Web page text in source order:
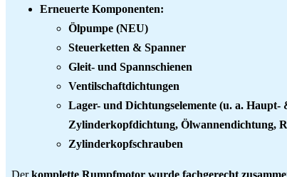
Erneuerte Komponenten:
Ölpumpe (NEU)
Steuerketten & Spanner
Gleit- und Spannschienen
Ventilschaftdichtungen
Lager- und Dichtungselemente (u. a.
Zylinderkopfdichtung, Ölwannendichtung,
Zylinderkopfschrauben